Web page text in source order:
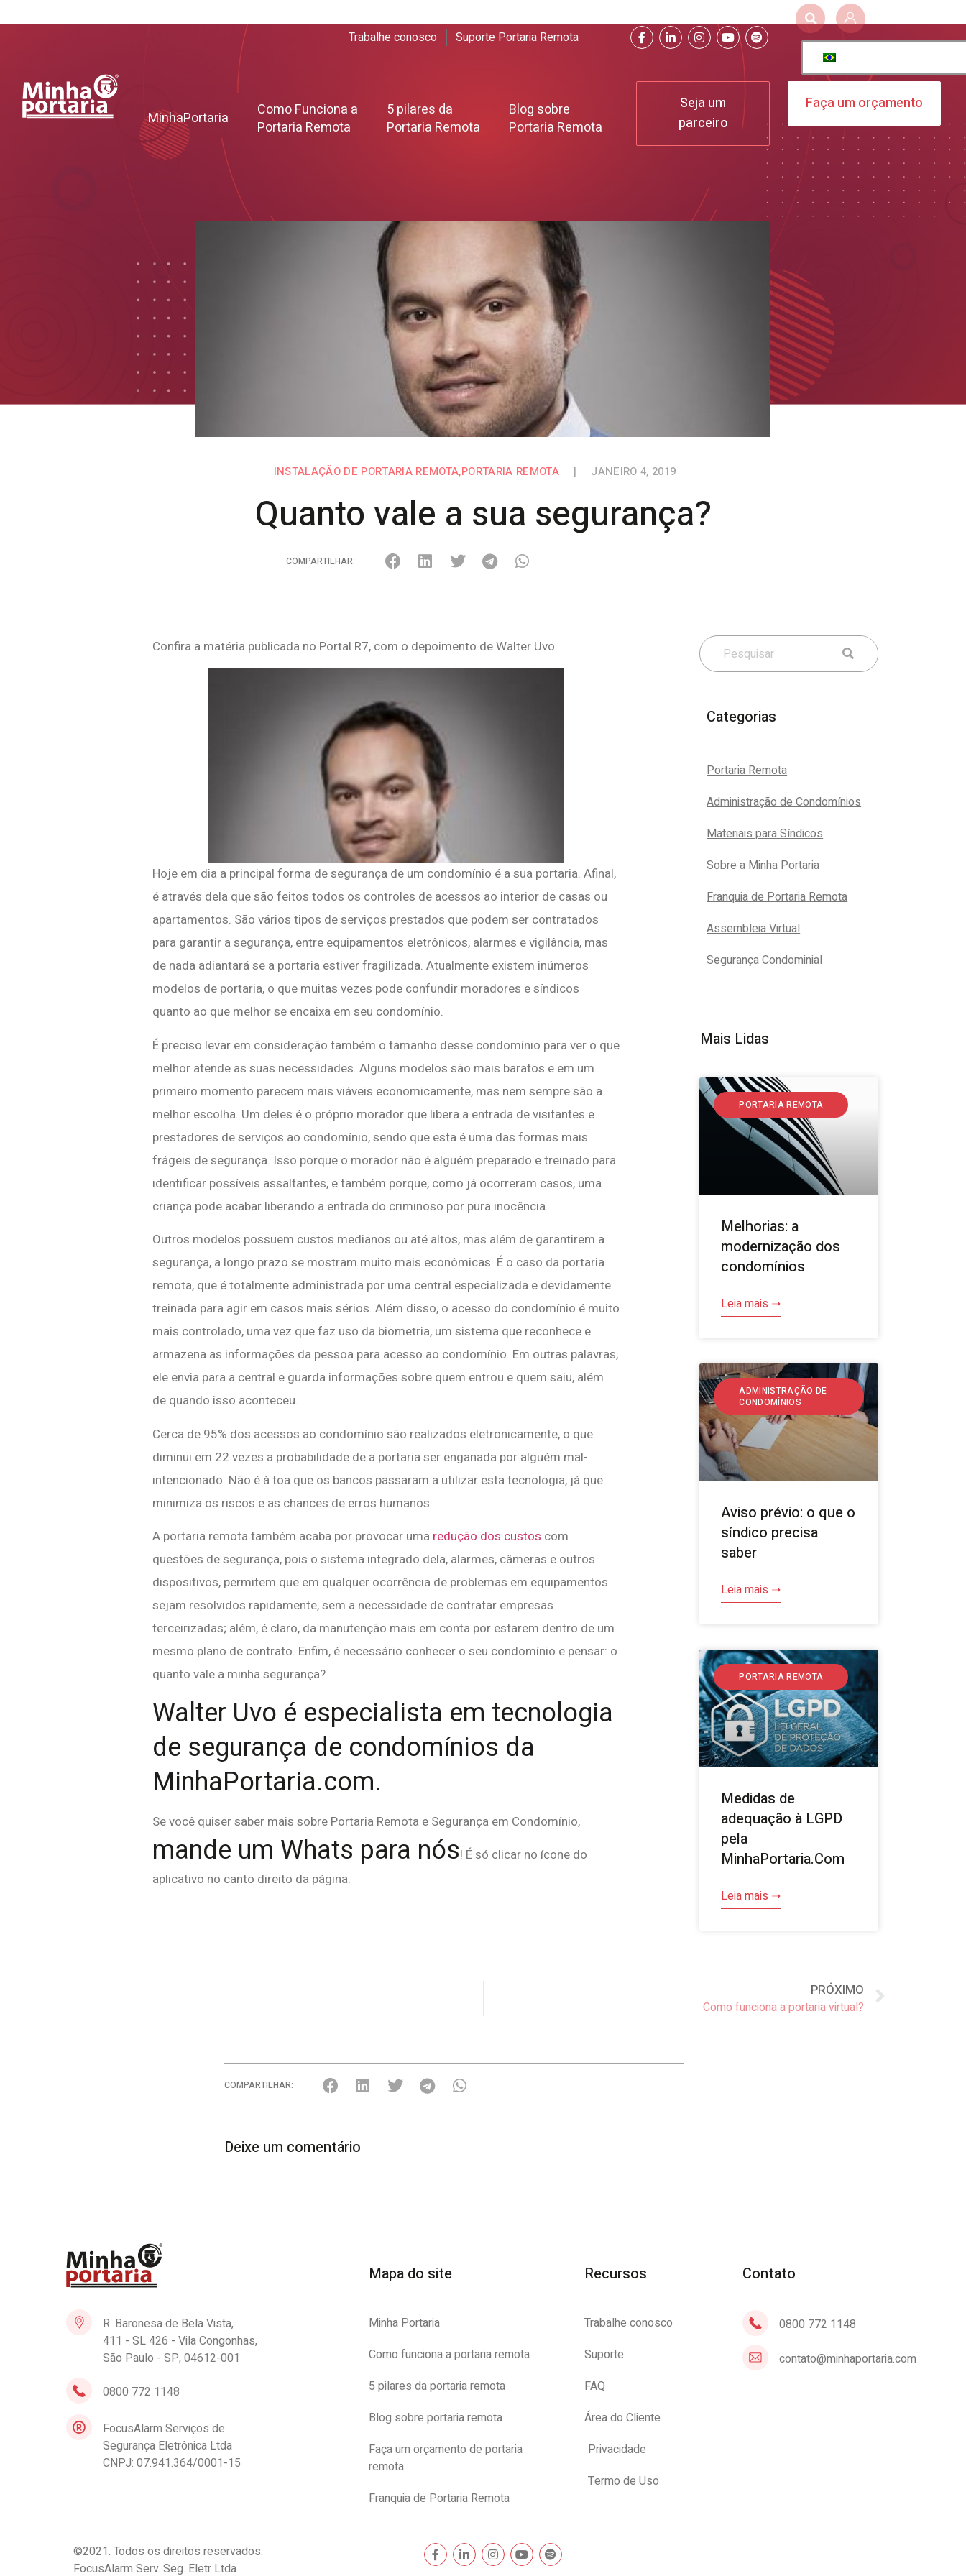
Trabalhe conosco Suporte Portaria Remota
MinhaPortaria
Como Funciona a
Portaria Remota
5 pilares da
Portaria Remota
Blog sobre
Portaria Remota
Seja um
parceiro
Faça um orçamento
INSTALAÇÃO DE PORTARIA REMOTA,PORTARIA REMOTA | JANEIRO 4, 2019
Quanto vale a sua segurança?
COMPARTILHAR:
Confira a matéria publicada no Portal R7, com o depoimento de Walter Uvo.
Hoje em dia a principal forma de segurança de um condomínio é a sua portaria. Afinal,
é através dela que são feitos todos os controles de acessos ao interior de casas ou
apartamentos. São vários tipos de serviços prestados que podem ser contratados
para garantir a segurança, entre equipamentos eletrônicos, alarmes e vigilância, mas
de nada adiantará se a portaria estiver fragilizada. Atualmente existem inúmeros
modelos de portaria, o que muitas vezes pode confundir moradores e síndicos
quanto ao que melhor se encaixa em seu condomínio.
É preciso levar em consideração também o tamanho desse condomínio para ver o que
melhor atende as suas necessidades. Alguns modelos são mais baratos e em um
primeiro momento parecem mais viáveis economicamente, mas nem sempre são a
melhor escolha. Um deles é o próprio morador que libera a entrada de visitantes e
prestadores de serviços ao condomínio, sendo que esta é uma das formas mais
frágeis de segurança. Isso porque o morador não é alguém preparado e treinado para
identificar possíveis assaltantes, e também porque, como já ocorreram casos, uma
criança pode acabar liberando a entrada do criminoso por pura inocência.
Outros modelos possuem custos medianos ou até altos, mas além de garantirem a
segurança, a longo prazo se mostram muito mais econômicas. É o caso da portaria
remota, que é totalmente administrada por uma central especializada e devidamente
treinada para agir em casos mais sérios. Além disso, o acesso do condomínio é muito
mais controlado, uma vez que faz uso da biometria, um sistema que reconhece e
armazena as informações da pessoa para acesso ao condomínio. Em outras palavras,
ele envia para a central e guarda informações sobre quem entrou e quem saiu, além
de quando isso aconteceu.
Cerca de 95% dos acessos ao condomínio são realizados eletronicamente, o que
diminui em 22 vezes a probabilidade de a portaria ser enganada por alguém mal-
intencionado. Não é à toa que os bancos passaram a utilizar esta tecnologia, já que
minimiza os riscos e as chances de erros humanos.
A portaria remota também acaba por provocar uma redução dos custos com
questões de segurança, pois o sistema integrado dela, alarmes, câmeras e outros
dispositivos, permitem que em qualquer ocorrência de problemas em equipamentos
sejam resolvidos rapidamente, sem a necessidade de contratar empresas
terceirizadas; além, é claro, da manutenção mais em conta por estarem dentro de um
mesmo plano de contrato. Enfim, é necessário conhecer o seu condomínio e pensar: o
quanto vale a minha segurança?
Walter Uvo é especialista em tecnologia
de segurança de condomínios da
MinhaPortaria.com.
Se você quiser saber mais sobre Portaria Remota e Segurança em Condomínio,
mande um Whats para nós! É só clicar no ícone do
aplicativo no canto direito da página.
Categorias
Portaria Remota
Administração de Condomínios
Materiais para Síndicos
Sobre a Minha Portaria
Franquia de Portaria Remota
Assembleia Virtual
Segurança Condominial
Mais Lidas
PORTARIA REMOTA
Melhorias: a
modernização dos
condomínios
Leia mais ➝
ADMINISTRAÇÃO DE
CONDOMÍNIOS
Aviso prévio: o que o
síndico precisa
saber
Leia mais ➝
PORTARIA REMOTA
Medidas de
adequação à LGPD
pela
MinhaPortaria.Com
Leia mais ➝
PRÓXIMO
Como funciona a portaria virtual?
COMPARTILHAR:
Deixe um comentário
R. Baronesa de Bela Vista,
411 - SL 426 - Vila Congonhas,
São Paulo - SP, 04612-001
0800 772 1148
FocusAlarm Serviços de
Segurança Eletrônica Ltda
CNPJ: 07.941.364/0001-15
Mapa do site
Minha Portaria
Como funciona a portaria remota
5 pilares da portaria remota
Blog sobre portaria remota
Faça um orçamento de portaria
remota
Franquia de Portaria Remota
Recursos
Trabalhe conosco
Suporte
FAQ
Área do Cliente
Privacidade
Termo de Uso
Contato
0800 772 1148
contato@minhaportaria.com
©2021. Todos os direitos reservados.
FocusAlarm Serv. Seg. Eletr Ltda